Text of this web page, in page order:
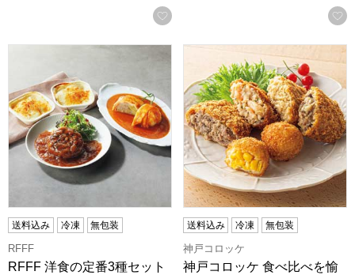
お気に入りに登録する
RFFF 洋食の定番3種セット【夏の贈りもの・お中元】
送料込み 冷凍 無包装
RFFF
RFFF 洋食の定番3種セット
神戸コロッケ 食べ比べを愉
送料込み 冷凍 無包装
神戸コロッケ
神戸コロッケ 食べ比べを愉